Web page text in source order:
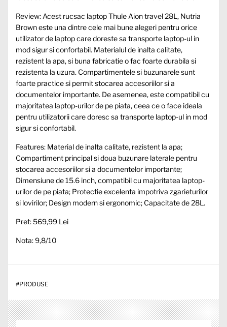
Review: Acest rucsac laptop Thule Aion travel 28L, Nutria
Brown este una dintre cele mai bune alegeri pentru orice
utilizator de laptop care doreste sa transporte laptop-ul in
mod sigur si confortabil. Materialul de inalta calitate,
rezistent la apa, si buna fabricatie o fac foarte durabila si
rezistenta la uzura. Compartimentele si buzunarele sunt
foarte practice si permit stocarea accesoriilor si a
documentelor importante. De asemenea, este compatibil cu
majoritatea laptop-urilor de pe piata, ceea ce o face ideala
pentru utilizatorii care doresc sa transporte laptop-ul in mod
sigur si confortabil.
Features: Material de inalta calitate, rezistent la apa;
Compartiment principal si doua buzunare laterale pentru
stocarea accesoriilor si a documentelor importante;
Dimensiune de 15.6 inch, compatibil cu majoritatea laptop-
urilor de pe piata; Protectie excelenta impotriva zgarieturilor
si lovirilor; Design modern si ergonomic; Capacitate de 28L.
Pret: 569,99 Lei
Nota: 9,8/10
#PRODUSE